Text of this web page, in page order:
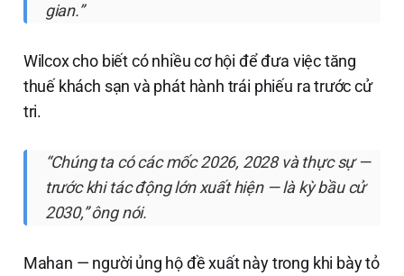
gian.”
Wilcox cho biết có nhiều cơ hội để đưa việc tăng
thuế khách sạn và phát hành trái phiếu ra trước cử
tri.
“Chúng ta có các mốc 2026, 2028 và thực sự —
trước khi tác động lớn xuất hiện — là kỳ bầu cử
2030,” ông nói.
Mahan — người ủng hộ đề xuất này trong khi bày tỏ